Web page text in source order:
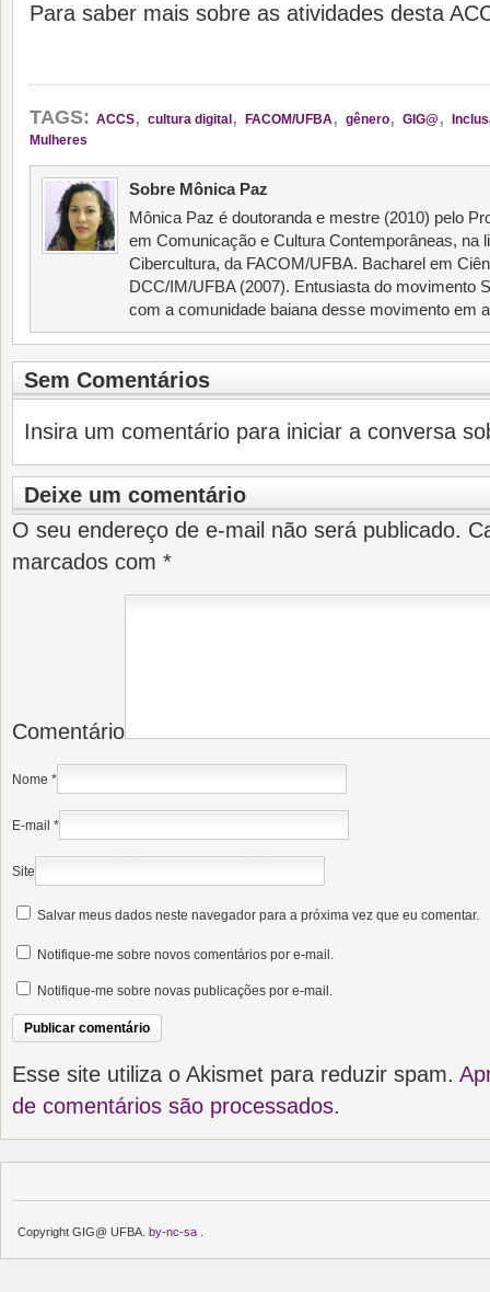
Para saber mais sobre as atividades desta
TAGS: ACCS, cultura digital , FACOM/UFBA, gênero, GIG@ ,
Mulheres
Sobre Mônica Paz
Mônica Paz é doutoranda e mestre (2010) pelo
em Comunicação e Cultura Contemporâneas, na
Cibercultura, da FACOM/UFBA. Bacharel em
DCC/IM/UFBA (2007). Entusiasta do movimento
com a comunidade baiana desse movimento em
Sem Comentários
Insira um comentário para iniciar a conversa
Deixe um comentário
O seu endereço de e-mail não será publicado.
marcados com *
Comentário
Nome *
E-mail *
Site
Salvar meus dados neste navegador para a próxima vez que eu comentar.
Notifique-me sobre novos comentários por e-mail.
Notifique-me sobre novas publicações por e-mail.
Esse site utiliza o Akismet para reduzir spam.
de comentários são processados.
Copyright GIG@ UFBA. by-nc-sa